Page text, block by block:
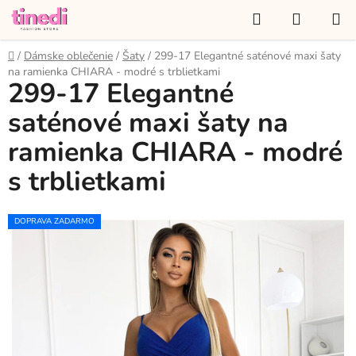
Prejsť
obsah
Hľadať
KOŠÍK
Domov
/ Dámske oblečenie / Šaty / 299-17 Elegantné saténové maxi šaty
na ramienka CHIARA - modré s trblietkami
299-17 Elegantné
saténové maxi šaty na
ramienka CHIARA - modré
s trblietkami
DOPRAVA ZADARMO